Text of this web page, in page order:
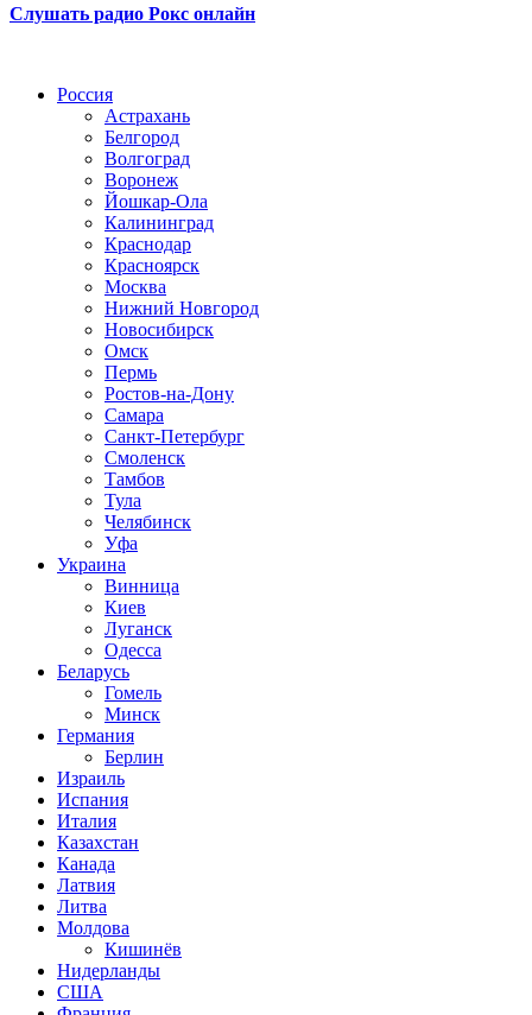
Слушать радио Рокс онлайн
Россия
Астрахань
Белгород
Волгоград
Воронеж
Йошкар-Ола
Калининград
Краснодар
Красноярск
Москва
Нижний Новгород
Новосибирск
Омск
Пермь
Ростов-на-Дону
Самара
Санкт-Петербург
Смоленск
Тамбов
Тула
Челябинск
Уфа
Украина
Винница
Киев
Луганск
Одесса
Беларусь
Гомель
Минск
Германия
Берлин
Израиль
Испания
Италия
Казахстан
Канада
Латвия
Литва
Молдова
Кишинёв
Нидерланды
США